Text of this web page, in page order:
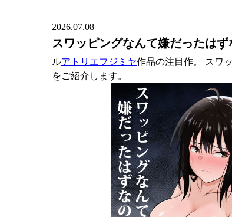
2026.07.08
スワッピングなんて嫌だったは
ルアトリエフジミヤ作品の注目作。 スワ
をご紹介します。